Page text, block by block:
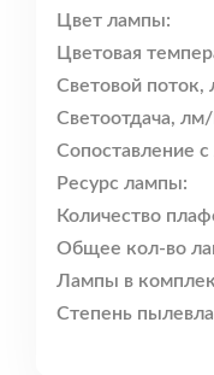
Цвет лампы:
Цветовая
Световой поток,
Светоотдача,
Сопоставление
Ресурс лампы:
Количество
Общее кол-во
Лампы в
Степень